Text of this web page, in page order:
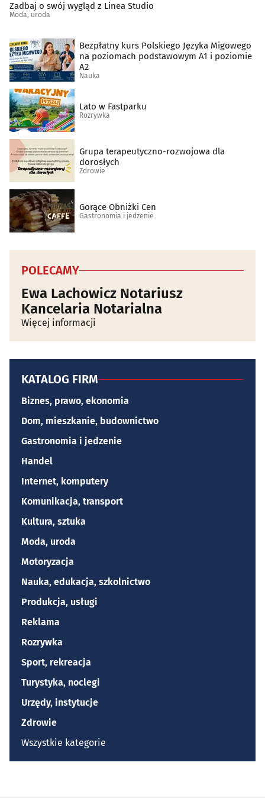
Zadbaj o swój wygląd z Linea Studio
Moda, uroda
Bezpłatny kurs Polskiego Języka Migowego
na poziomach podstawowym A1 i poziomie
A2
Nauka
Lato w Fastparku
Rozrywka
Grupa terapeutyczno-rozwojowa dla
dorosłych
Zdrowie
Gorące Obniżki Cen
Gastronomia i jedzenie
POLECAMY
Ewa Lachowicz Notariusz
Kancelaria Notarialna
Więcej informacji
KATALOG FIRM
Biznes, prawo, ekonomia
Dom, mieszkanie, budownictwo
Gastronomia i jedzenie
Handel
Internet, komputery
Komunikacja, transport
Kultura, sztuka
Moda, uroda
Motoryzacja
Nauka, edukacja, szkolnictwo
Produkcja, usługi
Reklama
Rozrywka
Sport, rekreacja
Turystyka, noclegi
Urzędy, instytucje
Zdrowie
Wszystkie kategorie